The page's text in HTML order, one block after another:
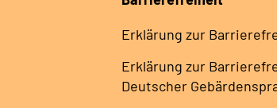
Erklärung zur
Erklärung zur
Deutscher